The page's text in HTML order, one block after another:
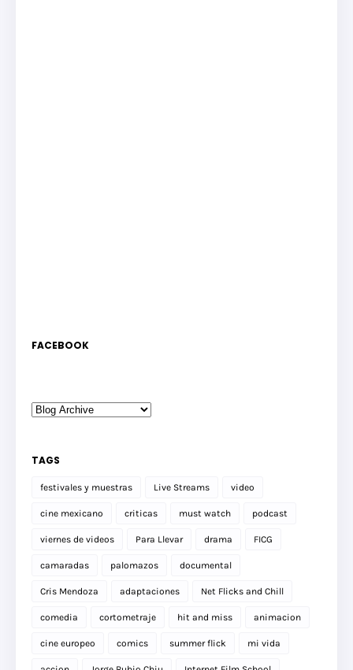
FACEBOOK
TAGS
festivales y muestras Live Streams video
cine mexicano criticas must watch podcast
viernes de videos Para Llevar drama FICG
camaradas palomazos documental
Cris Mendoza adaptaciones Net Flicks and Chill
comedia cortometraje hit and miss animacion
cine europeo comics summer flick mi vida